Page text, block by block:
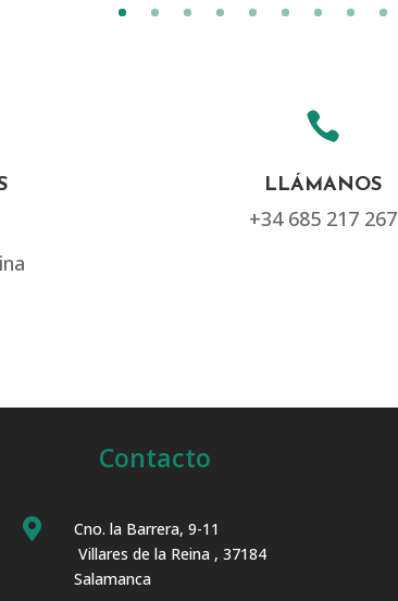

LLÁMANOS
+34 685 217 267
Contacto

Cno. la Barrera, 9-11
Villares de la Reina , 37184
Salamanca